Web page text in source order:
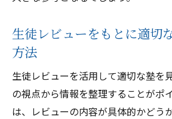
生徒レビューをもとに適切
方法
生徒レビューを活用して適切な塾を
の視点から情報を整理することがポ
は、レビューの内容が具体的かどう